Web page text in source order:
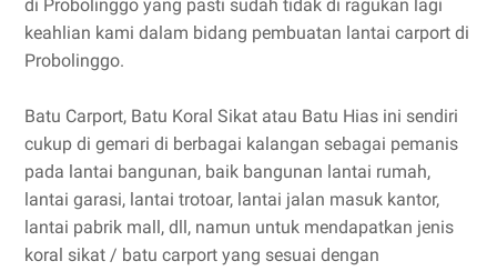
di Probolinggo yang pasti sudah tidak di ragukan lagi
keahlian kami dalam bidang pembuatan lantai carport di
Probolinggo.
Batu Carport, Batu Koral Sikat atau Batu Hias ini sendiri
cukup di gemari di berbagai kalangan sebagai pemanis
pada lantai bangunan, baik bangunan lantai rumah,
lantai garasi, lantai trotoar, lantai jalan masuk kantor,
lantai pabrik mall, dll, namun untuk mendapatkan jenis
koral sikat / batu carport yang sesuai dengan